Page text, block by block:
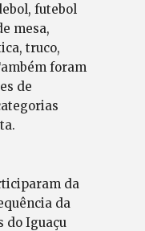
futebol
mesa,
truco,
foram
de
da
da
do Iguaçu